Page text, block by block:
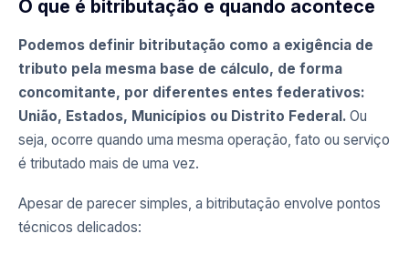
O que é bitributação e quando acontece
Podemos definir bitributação como a exigência de
tributo pela mesma base de cálculo, de forma
concomitante, por diferentes entes federativos:
União, Estados, Municípios ou Distrito Federal. Ou
seja, ocorre quando uma mesma operação, fato ou serviço
é tributado mais de uma vez.
Apesar de parecer simples, a bitributação envolve pontos
técnicos delicados: